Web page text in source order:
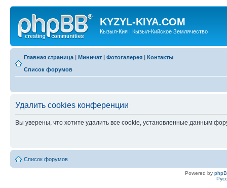
KYZYL-KIYA.COM
Кызыл-Кия | Кызыл-Кийское Землячество
Главная страница | Миничат | Фотогалерея | Контакты
Список форумов
Удалить cookies конференции
Вы уверены, что хотите удалить все cookie, установленные данным
Список форумов
Powered by